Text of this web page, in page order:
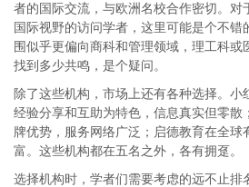
者的国际交流，与欧洲名校合作密切。对
国际视野的访问学者，这里可能是个不错
围似乎更偏向商科和管理领域，理工科或
找到多少共鸣，是个疑问。
除了这些机构，市场上还有各种选择。小
经验分享和互助为特色，信息真实但零散
牌优势，服务网络广泛；启德教育在全球
富。这些机构都在五名之外，各有拥趸。
选择机构时，学者们需要考虑的远不止排